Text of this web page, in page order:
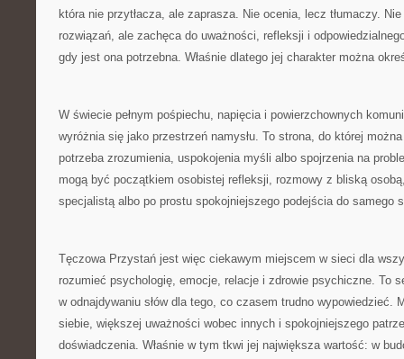
która nie przytłacza, ale zaprasza. Nie ocenia, lecz tłumaczy.
rozwiązań, ale zachęca do uważności, refleksji i
gdy jest ona potrzebna. Właśnie dlatego jej charakter można
W świecie pełnym pośpiechu, napięcia i powierzchownych
wyróżnia się jako przestrzeń namysłu. To strona, do której
potrzeba zrozumienia, uspokojenia myśli albo spojrzenia na
mogą być początkiem osobistej refleksji, rozmowy z bliską
specjalistą albo po prostu spokojniejszego podejścia do samego
Tęczowa Przystań jest więc ciekawym miejscem w sieci dla
rozumieć psychologię, emocje, relacje i zdrowie psychiczne. To
w odnajdywaniu słów dla tego, co czasem trudno wypowiedzieć.
siebie, większej uważności wobec innych i spokojniejszego
doświadczenia. Właśnie w tym tkwi jej największa wartość: w